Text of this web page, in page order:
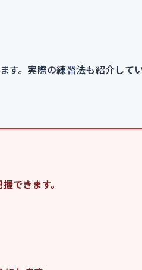
す。実際の練習法も紹介して
できます。